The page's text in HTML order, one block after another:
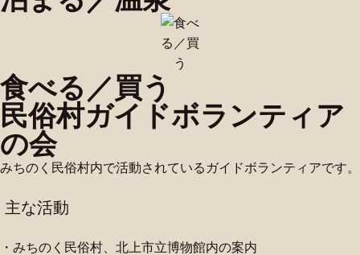
食べる／買う
民俗村ガイドボランティア
の会
みちのく民俗村内で活動されているガイドボランティアです。
主な活動
・みちのく民俗村、北上市立博物館内の案内